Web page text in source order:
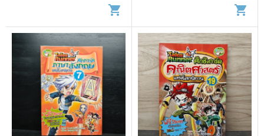
shopping_cart shopping_cart